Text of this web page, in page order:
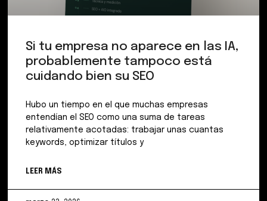
Si tu empresa no aparece en las IA,
probablemente tampoco está
cuidando bien su SEO
Hubo un tiempo en el que muchas empresas
entendían el SEO como una suma de tareas
relativamente acotadas: trabajar unas cuantas
keywords, optimizar títulos y
LEER MÁS